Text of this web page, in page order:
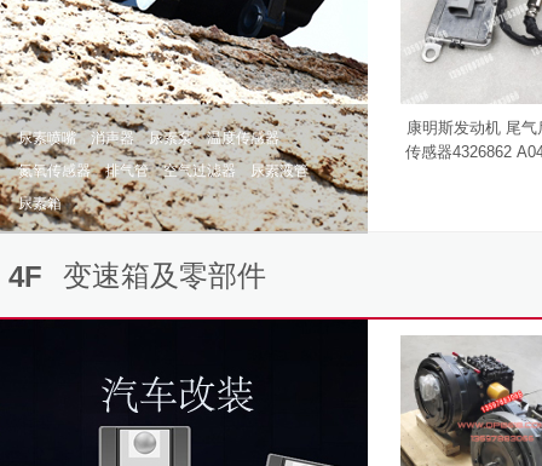
尿素喷嘴 消声器 尿素泵
温度传感器
氮氧传感器
排气管 空气过滤器
尿素液管
尿素箱
康明斯发动机 尾气
传感器4326862
4F 变速箱及零部件